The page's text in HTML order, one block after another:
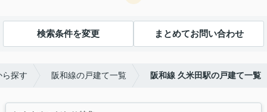
検索条件を変更 まとめてお問い合わせ
ら探す 阪和線の戸建て一覧 阪和線 久米田駅の戸建て一覧